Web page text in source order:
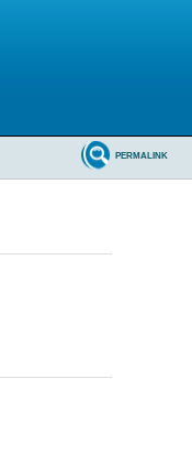
PERMALINK